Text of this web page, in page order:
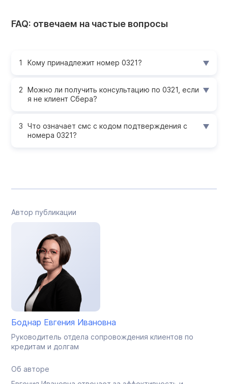
FAQ: отвечаем на частые вопросы
Кому принадлежит номер 0321?
Можно ли получить консультацию по 0321, если
я не клиент Сбера?
Что означает смс с кодом подтверждения с
номера 0321?
Автор публикации
Боднар Евгения Ивановна
Руководитель отдела сопровождения клиентов по
кредитам и долгам
Об авторе